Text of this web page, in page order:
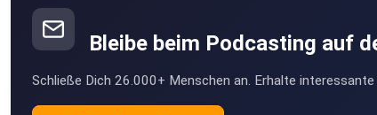
Bleibe beim Podcasting auf
Schließe Dich 26.000+ Menschen an. Erhalte